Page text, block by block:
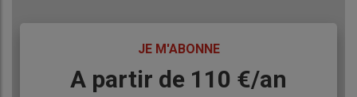
JE M'ABONNE
BodyA partir de 110 €/an